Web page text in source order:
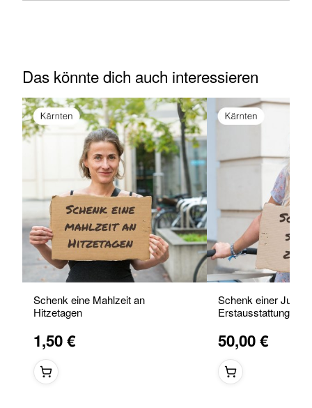
Das könnte dich auch interessieren
Schenk eine Mahlzeit an
Hitzetagen
1,50 €
Schenk einer
Erstausstattung für
50,00 €